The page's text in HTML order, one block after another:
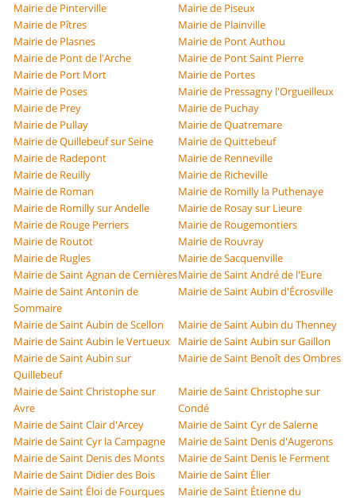
Mairie de Pinterville
Mairie de Piseux
Mairie de Pîtres
Mairie de Plainville
Mairie de Plasnes
Mairie de Pont Authou
Mairie de Pont de l'Arche
Mairie de Pont Saint Pierre
Mairie de Port Mort
Mairie de Portes
Mairie de Poses
Mairie de Pressagny l'Orgueilleux
Mairie de Prey
Mairie de Puchay
Mairie de Pullay
Mairie de Quatremare
Mairie de Quillebeuf sur Seine
Mairie de Quittebeuf
Mairie de Radepont
Mairie de Renneville
Mairie de Reuilly
Mairie de Richeville
Mairie de Roman
Mairie de Romilly la Puthenaye
Mairie de Romilly sur Andelle
Mairie de Rosay sur Lieure
Mairie de Rouge Perriers
Mairie de Rougemontiers
Mairie de Routot
Mairie de Rouvray
Mairie de Rugles
Mairie de Sacquenville
Mairie de Saint Agnan de CernièresMairie de Saint André de l'Eure
Mairie de Saint Antonin de
Sommaire
Mairie de Saint Aubin d'Écrosville
Mairie de Saint Aubin de Scellon
Mairie de Saint Aubin du Thenney
Mairie de Saint Aubin le Vertueux
Mairie de Saint Aubin sur Gaillon
Mairie de Saint Aubin sur
Quillebeuf
Mairie de Saint Benoît des Ombres
Mairie de Saint Christophe sur
Avre
Mairie de Saint Christophe sur
Condé
Mairie de Saint Clair d'Arcey
Mairie de Saint Cyr de Salerne
Mairie de Saint Cyr la Campagne
Mairie de Saint Denis d'Augerons
Mairie de Saint Denis des Monts
Mairie de Saint Denis le Ferment
Mairie de Saint Didier des Bois
Mairie de Saint Élier
Mairie de Saint Éloi de Fourques
Mairie de Saint Étienne du